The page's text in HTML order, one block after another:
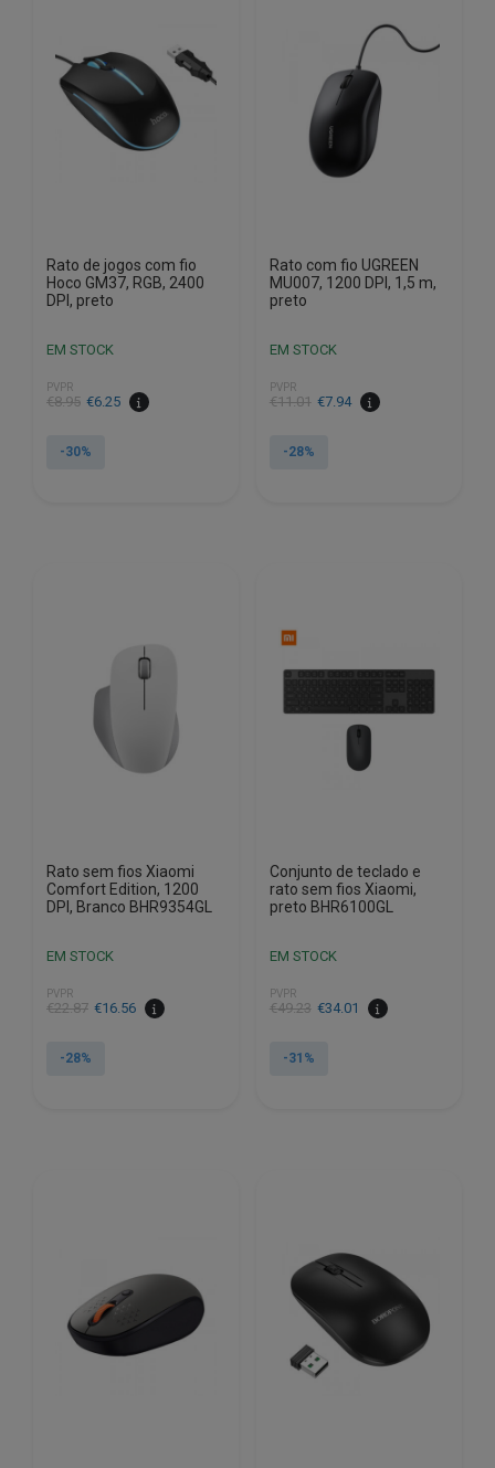
Rato de jogos com fio
Hoco GM37, RGB, 2400
DPI, preto
EM STOCK
PVPR
€8.95
O
original
€6.25
O
atual
-30%
Rato com fio UGREEN
MU007, 1200 DPI, 1,5 m,
preto
EM STOCK
PVPR
€11.01
O
original
€7.94
O
atual
-28%
Rato sem fios Xiaomi
Comfort Edition, 1200
DPI, Branco BHR9354GL
EM STOCK
PVPR
€22.87
O
original
€16.56
O
atual
-28%
Conjunto de teclado e
rato sem fios Xiaomi,
preto BHR6100GL
EM STOCK
PVPR
€49.23
O
original
€34.01
O
atual
-31%